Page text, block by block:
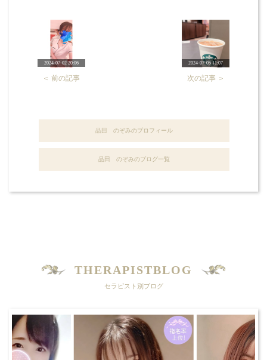
2024-07-02 20:06
＜ 前の記事
2024-07-05 11:07
次の記事 ＞
品田 のぞみのプロフィール
品田 のぞみのブログ一覧
THERAPISTBLOG
セラピスト別ブログ